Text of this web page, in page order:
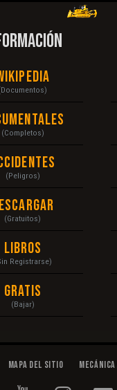
(Completos)
(Peligros)
(Gratuitos)
Libros
Registrarse)
Gratis
(Bajar)
Mapa del Sitio